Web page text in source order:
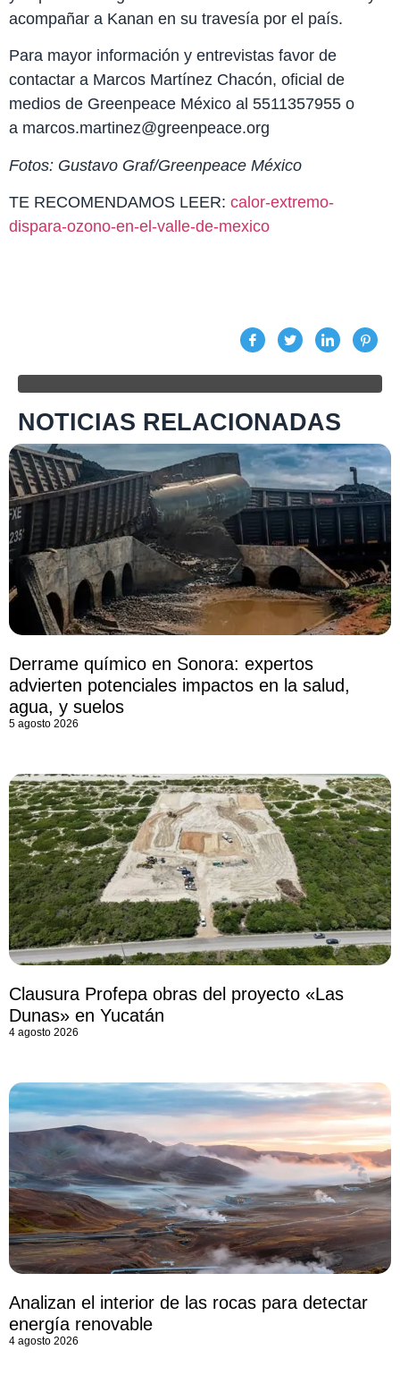
acompañar a Kanan en su travesía por el país.
Para mayor información y entrevistas favor de
contactar a Marcos Martínez Chacón, oficial de
medios de Greenpeace México al 5511357955 o
a marcos.martinez@greenpeace.org
Fotos: Gustavo Graf/Greenpeace México
TE RECOMENDAMOS LEER: calor-extremo-
dispara-ozono-en-el-valle-de-mexico
NOTICIAS RELACIONADAS
Derrame químico en Sonora: expertos
advierten potenciales impactos en la salud,
agua, y suelos
5 agosto 2026
Clausura Profepa obras del proyecto «Las
Dunas» en Yucatán
4 agosto 2026
Analizan el interior de las rocas para detectar
energía renovable
4 agosto 2026